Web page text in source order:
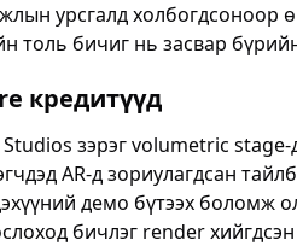
урсгалд холбогдсоноор
толь бичиг нь засвар
кредитүүд
зэрэг volumetric
AR-д зориулагдсан
демо бүтээх боломж
бичлэг render